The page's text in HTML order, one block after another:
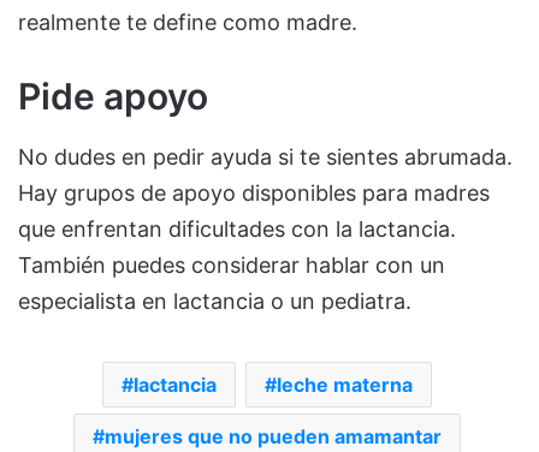
realmente te define como madre.
Pide apoyo
No dudes en pedir ayuda si te sientes abrumada.
Hay grupos de apoyo disponibles para madres
que enfrentan dificultades con la lactancia.
También puedes considerar hablar con un
especialista en lactancia o un pediatra.
lactancia leche materna
mujeres que no pueden amamantar